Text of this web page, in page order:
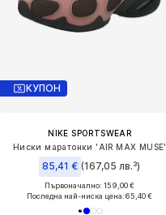
КУПОН
NIKE SPORTSWEAR
Ниски маратонки 'AIR MAX MUSE'
85,41 € (167,05 лв.³)
Първоначално: 159,00 €
Последна най-ниска цена:65,40 €